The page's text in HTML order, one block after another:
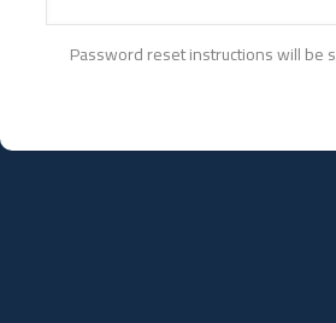
Password reset instructions will be